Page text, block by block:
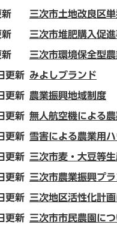
三次市土地改良区
三次市堆肥購入促
三次市環境保全型
更新 みよしブランド
更新 農業振興地域制度
更新 無人航空機による
更新 雪害による農業用
更新 三次市麦・大豆等
更新 三次市農業振興プ
更新 三次地区活性化計
更新 三次市市民農園に